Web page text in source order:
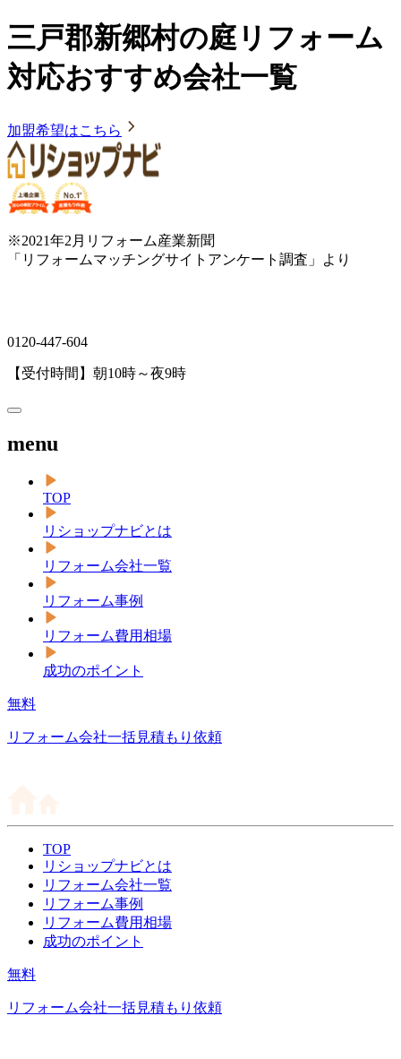
三戸郡新郷村の庭リフォーム
対応おすすめ会社一覧
加盟希望はこちら
※2021年2月リフォーム産業新聞
「リフォームマッチングサイトアンケート調査」より
0120-447-604
【受付時間】朝10時～夜9時
menu
TOP
リショップナビとは
リフォーム会社一覧
リフォーム事例
リフォーム費用相場
成功のポイント
無料
リフォーム会社一括見積もり依頼
TOP
リショップナビとは
リフォーム会社一覧
リフォーム事例
リフォーム費用相場
成功のポイント
無料
リフォーム会社一括見積もり依頼